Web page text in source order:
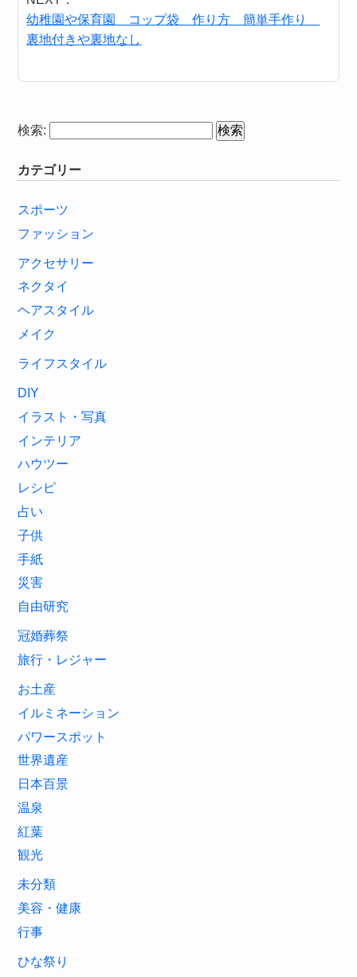
幼稚園や保育園 コップ袋 作り方 簡単手作り
裏地付きや裏地なし
検索:
カテゴリー
スポーツ
ファッション
アクセサリー
ネクタイ
ヘアスタイル
メイク
ライフスタイル
DIY
イラスト・写真
インテリア
ハウツー
レシピ
占い
子供
手紙
災害
自由研究
冠婚葬祭
旅行・レジャー
お土産
イルミネーション
パワースポット
世界遺産
日本百景
温泉
紅葉
観光
未分類
美容・健康
行事
ひな祭り